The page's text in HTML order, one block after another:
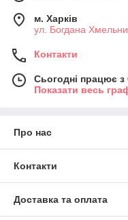
м. Харків
ул. Богдана
Контакти
Сьогодні працює з
Показати весь
Про нас
Контакти
Доставка та оплата